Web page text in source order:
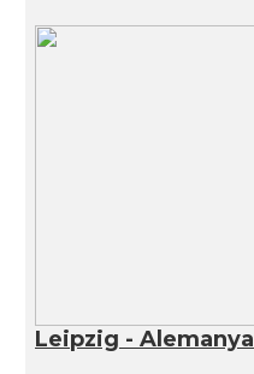
Leipzig - Alemanya